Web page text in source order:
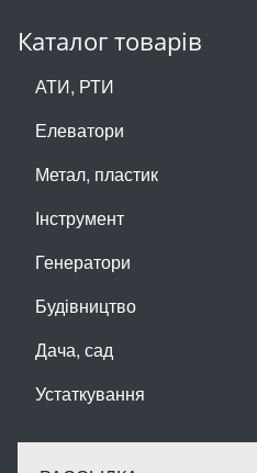
Каталог товарів
АТИ, РТИ
Елеватори
Метал, пластик
Інструмент
Генератори
Будівництво
Дача, сад
Устаткування